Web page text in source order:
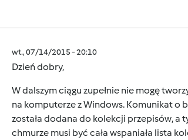
wt., 07/14/2015 - 20:10
Dzień dobry,
W dalszym ciągu zupełnie nie mogę
na komputerze z Windows. Komunikat o
została dodana do kolekcji przepisów, a
chmurze musi być cała wspaniała lista